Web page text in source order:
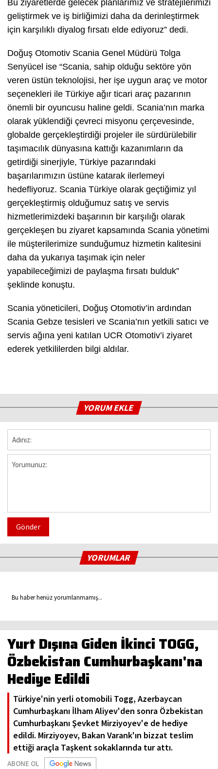
Bu ziyaretlerde gelecek planlarımız ve stratejilerimizi
geliştirmek ve iş birliğimizi daha da derinleştirmek
için karşılıklı diyalog fırsatı elde ediyoruz” dedi.
Doğuş Otomotiv Scania Genel Müdürü Tolga
Senyücel ise “Scania, sahip olduğu sektöre yön
veren üstün teknolojisi, her işe uygun araç ve motor
seçenekleri ile Türkiye ağır ticari araç pazarının
önemli bir oyuncusu haline geldi. Scania’nın marka
olarak yüklendiği çevreci misyonu çerçevesinde,
globalde gerçekleştirdiği projeler ile sürdürülebilir
taşımacılık dünyasına kattığı kazanımların da
getirdiği sinerjiyle, Türkiye pazarındaki
başarılarımızın üstüne katarak ilerlemeyi
hedefliyoruz. Scania Türkiye olarak geçtiğimiz yıl
gerçekleştirmiş olduğumuz satış ve servis
hizmetlerimizdeki başarının bir karşılığı olarak
gerçekleşen bu ziyaret kapsamında Scania yönetimi
ile müşterilerimize sunduğumuz hizmetin kalitesini
daha da yukarıya taşımak için neler
yapabileceğimizi de paylaşma fırsatı bulduk”
şeklinde konuştu.
Scania yöneticileri, Doğuş Otomotiv’in ardından
Scania Gebze tesisleri ve Scania’nın yetkili satıcı ve
servis ağına yeni katılan UCR Otomotiv’i ziyaret
ederek yetkililerden bilgi aldılar.
YORUM EKLE
Gönder
YORUMLAR
Bu haber henüz yorumlanmamış...
Yurt Dışına Giden İkinci TOGG,
Özbekistan Cumhurbaşkanı'na
Hediye Edildi
Türkiye'nin yerli otomobili Togg, Azerbaycan
Cumhurbaşkanı İlham Aliyev'den sonra Özbekistan
Cumhurbaşkanı Şevket Mirziyoyev'e de hediye
edildi. Mirziyoyev, Bakan Varank'ın bizzat teslim
ettiği araçla Taşkent sokaklarında tur attı.
ABONE OL